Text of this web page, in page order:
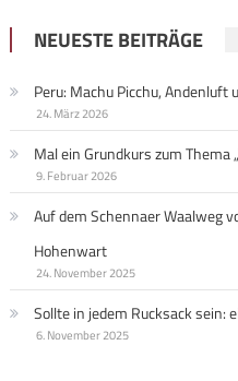
NEUESTE BEITRÄGE
Peru: Machu Picchu, Andenluft
24. März 2026
Mal ein Grundkurs zum Thema
9. Februar 2026
Auf dem Schennaer Waalweg
Hohenwart
24. November 2025
Sollte in jedem Rucksack sein:
6. November 2025